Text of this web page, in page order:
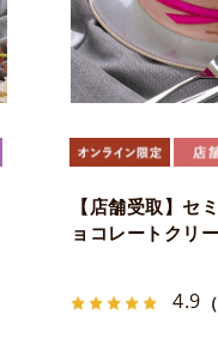
【店舗受取】セ
ョコレートクリ
4.9